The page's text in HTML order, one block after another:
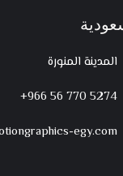
المدينة المنورة
‪+966 56 770 5274‬
egy.com